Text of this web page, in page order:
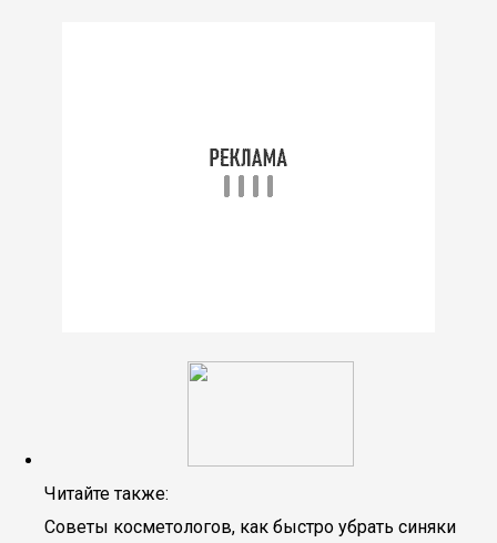
Читайте также:
Советы косметологов, как быстро убрать синяки